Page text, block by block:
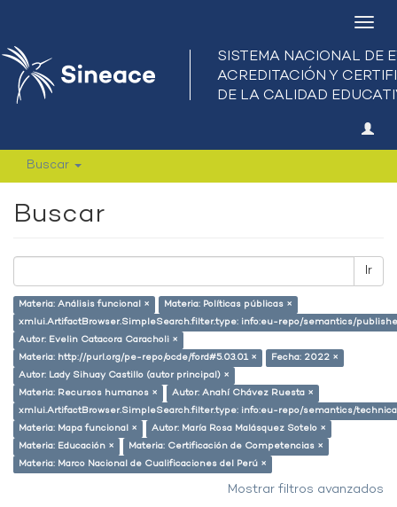
Buscar
Buscar
Ir
Materia: Análisis funcional ×
Materia: Políticas públicas ×
xmlui.ArtifactBrowser.SimpleSearch.filter.type: info:eu-repo/semantics/
Autor: Evelin Catacora Caracholi ×
Materia: http://purl.org/pe-repo/ocde/ford#5.03.01 ×
Fecha: 2022 ×
Autor: Lady Sihuay Castillo (autor principal) ×
Materia: Recursos humanos ×
Autor: Anahí Chávez Ruesta ×
xmlui.ArtifactBrowser.SimpleSearch.filter.type: info:eu-repo/semantics/
Materia: Mapa funcional ×
Autor: María Rosa Malásquez Sotelo ×
Materia: Educación ×
Materia: Certificación de Competencias ×
Materia: Marco Nacional de Cualificaciones del Perú ×
Mostrar filtros avanzados